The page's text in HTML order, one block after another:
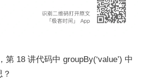
第 18 讲代码中 groupBy(‘value’) 中